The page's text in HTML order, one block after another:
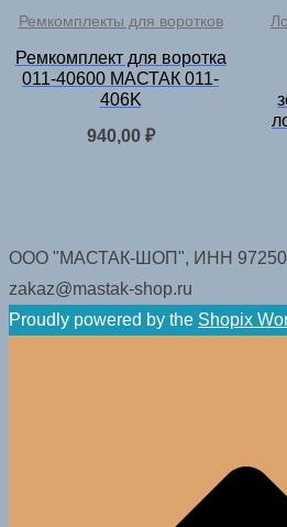
Ремкомплекты для воротков
Ремкомплект для воротка
011-40600 МАСТАК 011-
406K
940,00 ₽
ООО "МАСТАК-ШОП", ИНН
zakaz@mastak-shop.ru
Proudly powered by the Shopix